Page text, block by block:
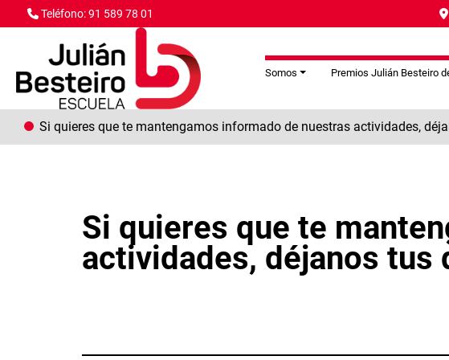
Pasar al contenido principal
Teléfono: 91 589 78 01
Somos Premios Julián Besteiro
Si quieres que te mantengamos informado de nuestras actividades,
Si quieres que te
actividades, déjanos tus